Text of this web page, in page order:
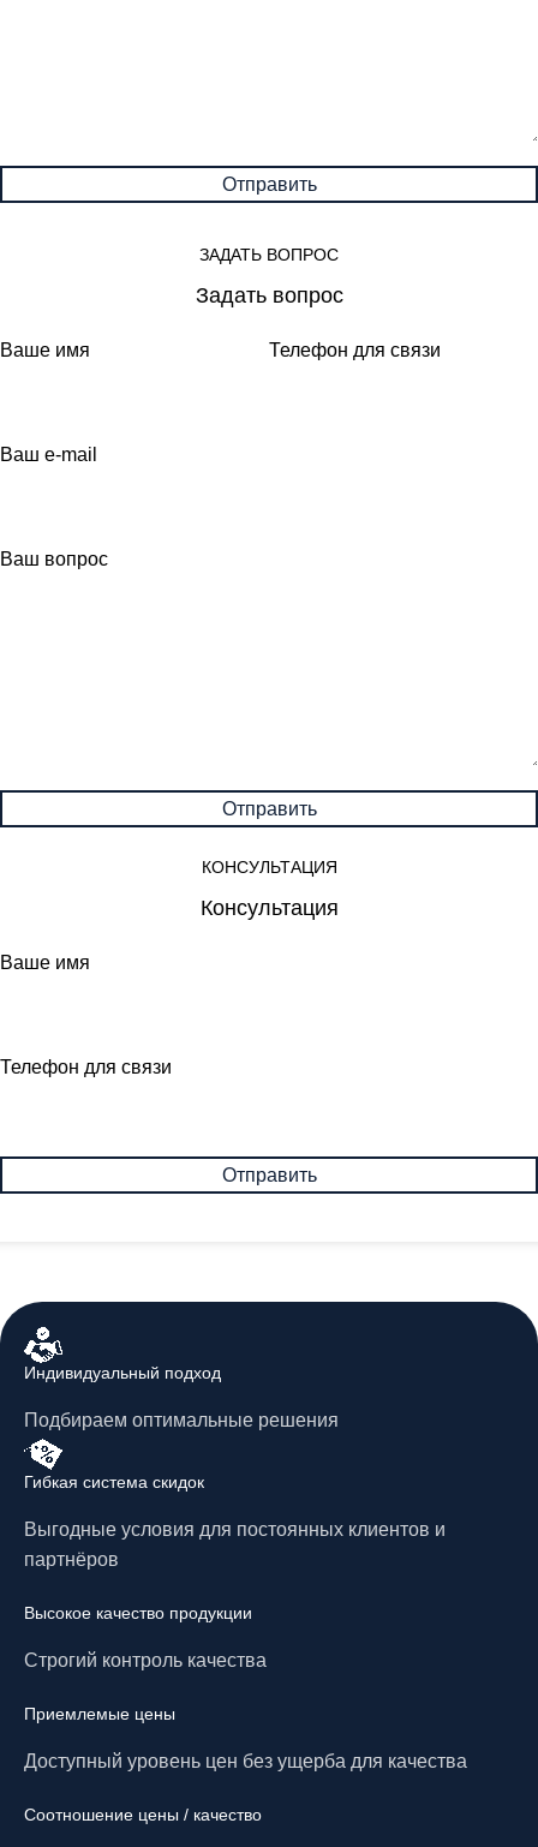
ЗАДАТЬ ВОПРОС
Задать вопрос
Ваше имя Телефон для связи
Ваш e-mail
Ваш вопрос
КОНСУЛЬТАЦИЯ
Консультация
Ваше имя
Телефон для связи
Индивидуальный подход
Подбираем оптимальные решения
Гибкая система скидок
Выгодные условия для постоянных клиентов и
партнёров
Высокое качество продукции
Строгий контроль качества
Приемлемые цены
Доступный уровень цен без ущерба для качества
Соотношение цены / качество